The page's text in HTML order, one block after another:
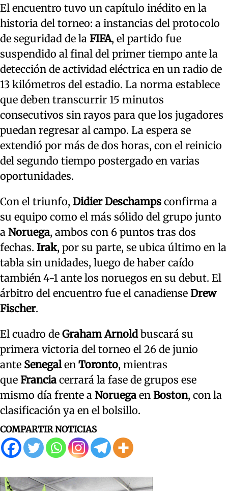
El encuentro tuvo un capítulo inédito en la
historia del torneo: a instancias del protocolo
de seguridad de la FIFA, el partido fue
suspendido al final del primer tiempo ante la
detección de actividad eléctrica en un radio de
13 kilómetros del estadio. La norma establece
que deben transcurrir 15 minutos
consecutivos sin rayos para que los jugadores
puedan regresar al campo. La espera se
extendió por más de dos horas, con el reinicio
del segundo tiempo postergado en varias
oportunidades.
Con el triunfo, Didier Deschamps confirma a
su equipo como el más sólido del grupo junto
a Noruega, ambos con 6 puntos tras dos
fechas. Irak, por su parte, se ubica último en la
tabla sin unidades, luego de haber caído
también 4-1 ante los noruegos en su debut. El
árbitro del encuentro fue el canadiense Drew
Fischer.
El cuadro de Graham Arnoldbuscará su
primera victoria del torneo el 26 de junio
ante Senegalen Toronto, mientras
que Francia cerrará la fase de grupos ese
mismo día frente a Noruega en Boston, con la
clasificación ya en el bolsillo.
COMPARTIR NOTICIAS